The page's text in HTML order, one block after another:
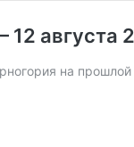
12 августа
на